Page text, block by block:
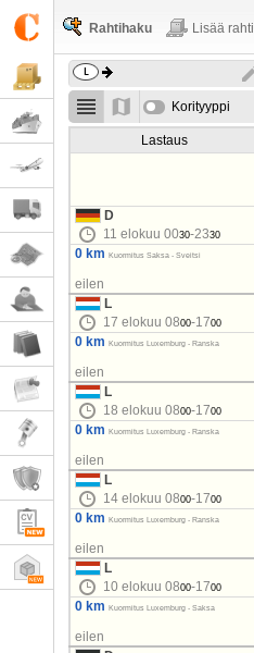
Rahtihaku Lisää rahti
Korityyppi
Lastaus
D
11 elokuu 0030-2330
0 km Kuormitus Saksa - Sveitsi
eilen
L
17 elokuu 0800-1700
0 km Kuormitus Luxemburg - Ranska
eilen
L
18 elokuu 0800-1700
0 km Kuormitus Luxemburg - Ranska
eilen
L
14 elokuu 0800-1700
0 km Kuormitus Luxemburg - Ranska
eilen
L
10 elokuu 0800-1700
0 km Kuormitus Luxemburg - Saksa
eilen